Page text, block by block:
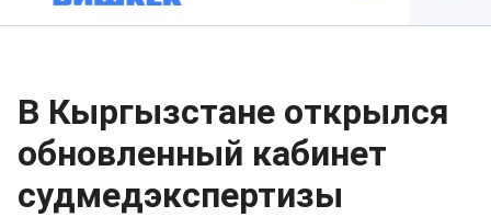
В Кыргызстане открылся
обновленный кабинет
судмедэкспертизы